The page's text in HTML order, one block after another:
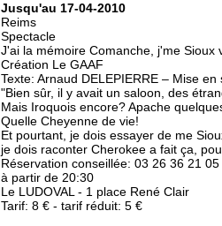
Jusqu'au 17-04-2010
Reims
Spectacle
J'ai la mémoire Comanche, j'me Sioux
Création Le GAAF
Texte: Arnaud DELEPIERRE – Mise en
"Bien sûr, il y avait un saloon, des
Mais Iroquois encore? Apache
Quelle Cheyenne de vie!
Et pourtant, je dois essayer de me
je dois raconter Cherokee a fait ça,
Réservation conseillée: 03 26 36 21 05
à partir de 20:30
Le LUDOVAL - 1 place René Clair
Tarif: 8 € - tarif réduit: 5 €